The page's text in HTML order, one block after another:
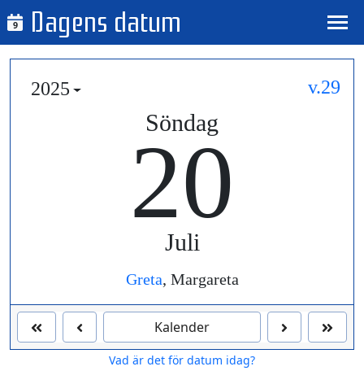
9 Dagens datum
2025 v.29
Söndag
20
Juli
Greta, Margareta
Kalender
Vad är det för datum idag?